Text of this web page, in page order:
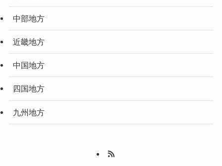
中部地方
近畿地方
中国地方
四国地方
九州地方